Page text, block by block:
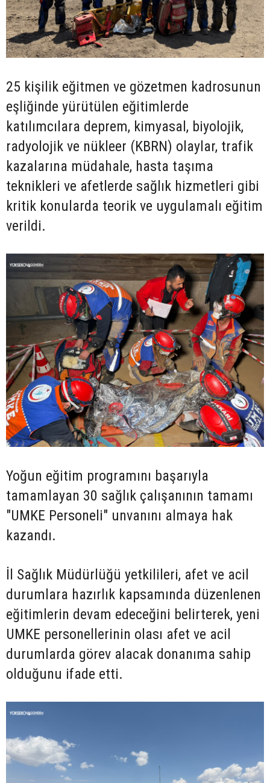
25 kişilik eğitmen ve gözetmen kadrosunun
eşliğinde yürütülen eğitimlerde
katılımcılara deprem, kimyasal, biyolojik,
radyolojik ve nükleer (KBRN) olaylar, trafik
kazalarına müdahale, hasta taşıma
teknikleri ve afetlerde sağlık hizmetleri gibi
kritik konularda teorik ve uygulamalı eğitim
verildi.
Yoğun eğitim programını başarıyla
tamamlayan 30 sağlık çalışanının tamamı
"UMKE Personeli" unvanını almaya hak
kazandı.
İl Sağlık Müdürlüğü yetkilileri, afet ve acil
durumlara hazırlık kapsamında düzenlenen
eğitimlerin devam edeceğini belirterek, yeni
UMKE personellerinin olası afet ve acil
durumlarda görev alacak donanıma sahip
olduğunu ifade etti.